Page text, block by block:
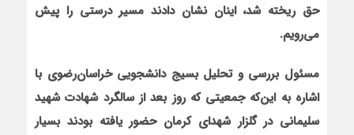
حق ریخته شد، اینان نشان دادند مسیر درستی را پیش
می‌رویم.
مسئول بررسی و تحلیل بسیج دانشجویی خراسان‌رضوی با
اشاره به این‌که جمعیتی که روز بعد از سالگرد شهادت شهید
سلیمانی در گلزار شهدای کرمان حضور یافته بودند بسیار